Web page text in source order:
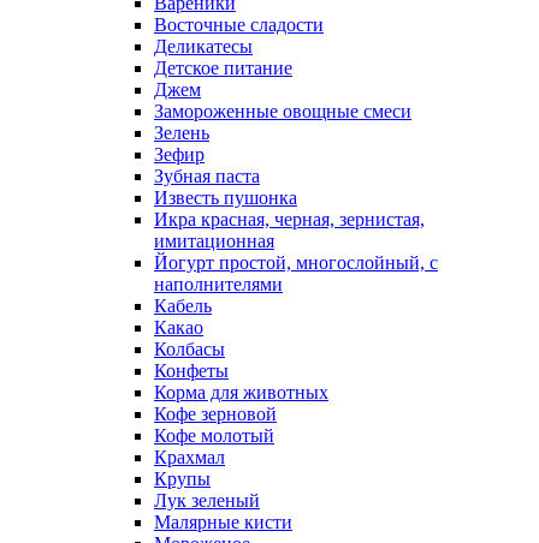
Восточные сладости
Деликатесы
Детское питание
Джем
Замороженные овощные смеси
Зелень
Зефир
Зубная паста
Известь пушонка
Икра красная, черная, зернистая,
имитационная
Йогурт простой, многослойный, с
наполнителями
Кабель
Какао
Колбасы
Конфеты
Корма для животных
Кофе зерновой
Кофе молотый
Крахмал
Крупы
Лук зеленый
Малярные кисти